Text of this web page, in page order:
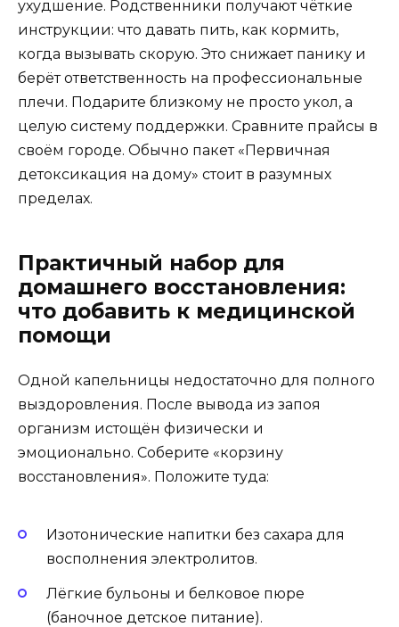
ухудшение. Родственники получают чёткие
инструкции: что давать пить, как кормить,
когда вызывать скорую. Это снижает панику и
берёт ответственность на профессиональные
плечи. Подарите близкому не просто укол, а
целую систему поддержки. Сравните прайсы в
своём городе. Обычно пакет «Первичная
детоксикация на дому» стоит в разумных
пределах.
Практичный набор для
домашнего восстановления:
что добавить к медицинской
помощи
Одной капельницы недостаточно для полного
выздоровления. После вывода из запоя
организм истощён физически и
эмоционально. Соберите «корзину
восстановления». Положите туда:
Изотонические напитки без сахара для
восполнения электролитов.
Лёгкие бульоны и белковое пюре
(баночное детское питание).